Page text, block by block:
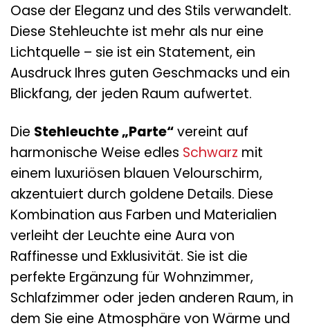
Oase der Eleganz und des Stils verwandelt.
Diese Stehleuchte ist mehr als nur eine
Lichtquelle – sie ist ein Statement, ein
Ausdruck Ihres guten Geschmacks und ein
Blickfang, der jeden Raum aufwertet.
Die Stehleuchte „Parte“vereint auf
harmonische Weise edles Schwarz mit
einem luxuriösen blauen Velourschirm,
akzentuiert durch goldene Details. Diese
Kombination aus Farben und Materialien
verleiht der Leuchte eine Aura von
Raffinesse und Exklusivität. Sie ist die
perfekte Ergänzung für Wohnzimmer,
Schlafzimmer oder jeden anderen Raum, in
dem Sie eine Atmosphäre von Wärme und